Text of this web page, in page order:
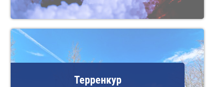
Терренкур